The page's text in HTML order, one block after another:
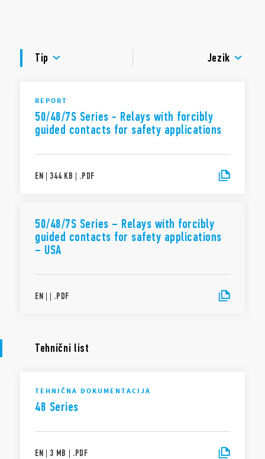
Kontakti brez kadmija. Na voljo v različici 48.61 z vijačnimi
sponkami.
ODOBRITVE
Tip
Jezik
REPORT
50/48/7S Series - Relays with forcibly
guided contacts for safety applications
EN | 344 KB | .PDF
50/48/7S Series – Relays with forcibly
guided contacts for safety applications
– USA
EN | | .PDF
Tehnični list
TEHNIČNA DOKUMENTACIJA
48 Series
EN | 3 MB | .PDF